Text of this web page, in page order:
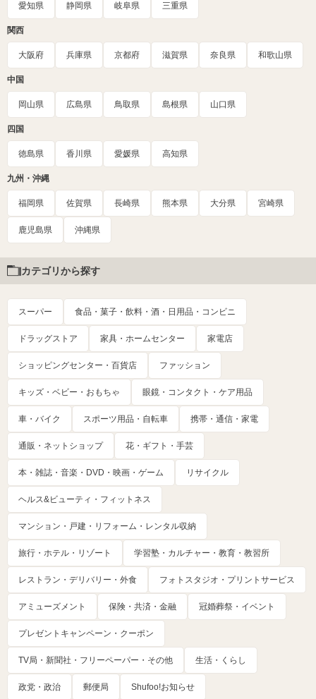
愛知県 静岡県 岐阜県 三重県
関西
大阪府 兵庫県 京都府 滋賀県 奈良県 和歌山県
中国
岡山県 広島県 鳥取県 島根県 山口県
四国
徳島県 香川県 愛媛県 高知県
九州・沖縄
福岡県 佐賀県 長崎県 熊本県 大分県 宮崎県
鹿児島県 沖縄県
カテゴリから探す
スーパー 食品・菓子・飲料・酒・日用品・コンビニ
ドラッグストア 家具・ホームセンター 家電店
ショッピングセンター・百貨店 ファッション
キッズ・ベビー・おもちゃ 眼鏡・コンタクト・ケア用品
車・バイク スポーツ用品・自転車 携帯・通信・家電
通販・ネットショップ 花・ギフト・手芸
本・雑誌・音楽・DVD・映画・ゲーム リサイクル
ヘルス&ビューティ・フィットネス
マンション・戸建・リフォーム・レンタル収納
旅行・ホテル・リゾート 学習塾・カルチャー・教育・教習所
レストラン・デリバリー・外食 フォトスタジオ・プリントサービス
アミューズメント 保険・共済・金融 冠婚葬祭・イベント
プレゼントキャンペーン・クーポン
TV局・新聞社・フリーペーパー・その他 生活・くらし
政党・政治 郵便局 Shufoo!お知らせ